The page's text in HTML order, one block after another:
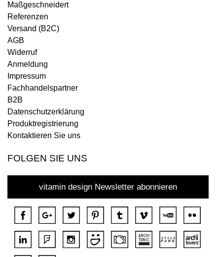
Maßgeschneidert
Referenzen
Versand (B2C)
AGB
Widerruf
Anmeldung
Impressum
Fachhandelspartner
B2B
Datenschutzerklärung
Produktregistrierung
Kontaktieren Sie uns
FOLGEN SIE UNS
vitamin design Newsletter abonnieren